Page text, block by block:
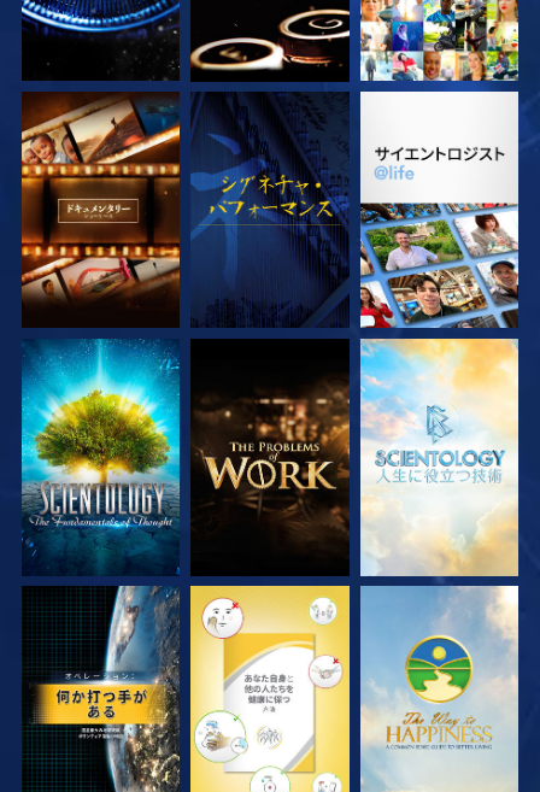
シリーズを探求 観る シリーズを探求
シリーズを探求 シリーズを探求 シリーズを探求
観る 観る 観る